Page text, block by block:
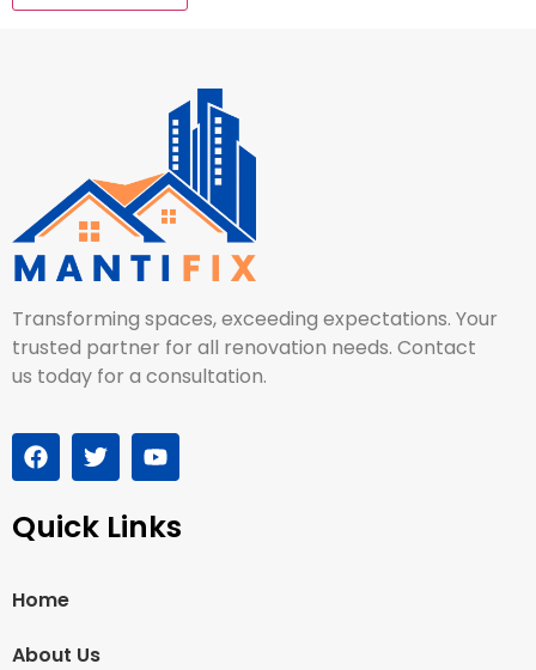
Transforming spaces, exceeding expectations. Your
trusted partner for all renovation needs. Contact
us today for a consultation.
Quick Links
Home
About Us